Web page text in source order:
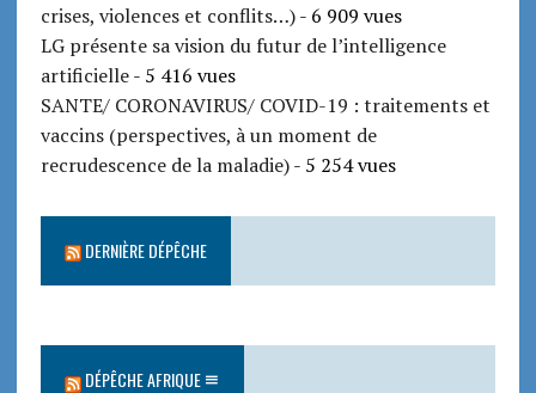
crises, violences et conflits…)- 6 909 vues
LG présente sa vision du futur de l’intelligence
artificielle- 5 416 vues
SANTE/ CORONAVIRUS/ COVID-19 : traitements et
vaccins (perspectives, à un moment de
recrudescence de la maladie)- 5 254 vues
DERNIÈRE DÉPÊCHE
DÉPÊCHE AFRIQUE